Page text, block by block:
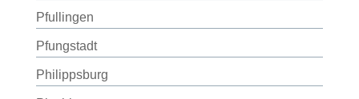
Pfullingen
Pfungstadt
Philippsburg